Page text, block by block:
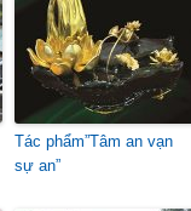
Tác phẩm”Tâm an vạn
sự an”